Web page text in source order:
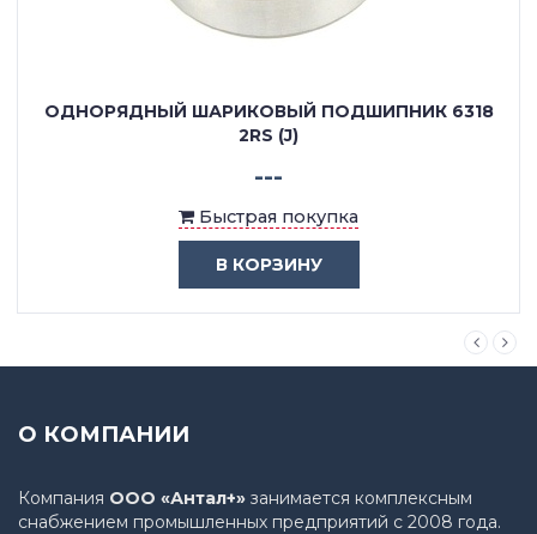
ОДНОРЯДНЫЙ ШАРИКОВЫЙ ПОДШИПНИК 6318
2RS (J)
---
Быстрая покупка
В КОРЗИНУ
О КОМПАНИИ
Компания ООО «Антал+» занимается комплексным
снабжением промышленных предприятий с 2008 года.